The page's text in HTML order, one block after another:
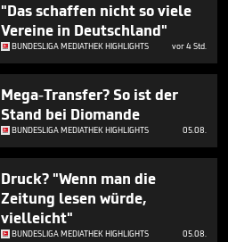
"Das schaffen nicht so viele
Vereine in Deutschland"
BUNDESLIGA MEDIATHEK HIGHLIGHTS vor 4 Std.
Mega-Transfer? So ist der
Stand bei Diomande
BUNDESLIGA MEDIATHEK HIGHLIGHTS 05.08.
Druck? "Wenn man die
Zeitung lesen würde,
vielleicht"
BUNDESLIGA MEDIATHEK HIGHLIGHTS 05.08.